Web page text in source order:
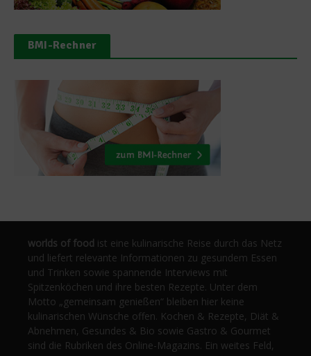
BMI-Rechner
worlds of food ist eine kulinarische Reise durch das Netz
und liefert relevante Informationen zu gesundem Essen
und Trinken sowie spannende Interviews mit
Spitzenköchen und ihre besten Rezepte. Unter dem
Motto „gemeinsam genießen“ bleiben hier keine
kulinarischen Wünsche offen. Kochen & Rezepte, Diät &
Abnehmen, Gesundes & Bio sowie Gastro & Gourmet
sind die Rubriken des Online-Magazins. Ein weites Feld,